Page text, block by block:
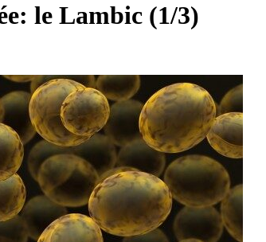
le Lambic (1/3)